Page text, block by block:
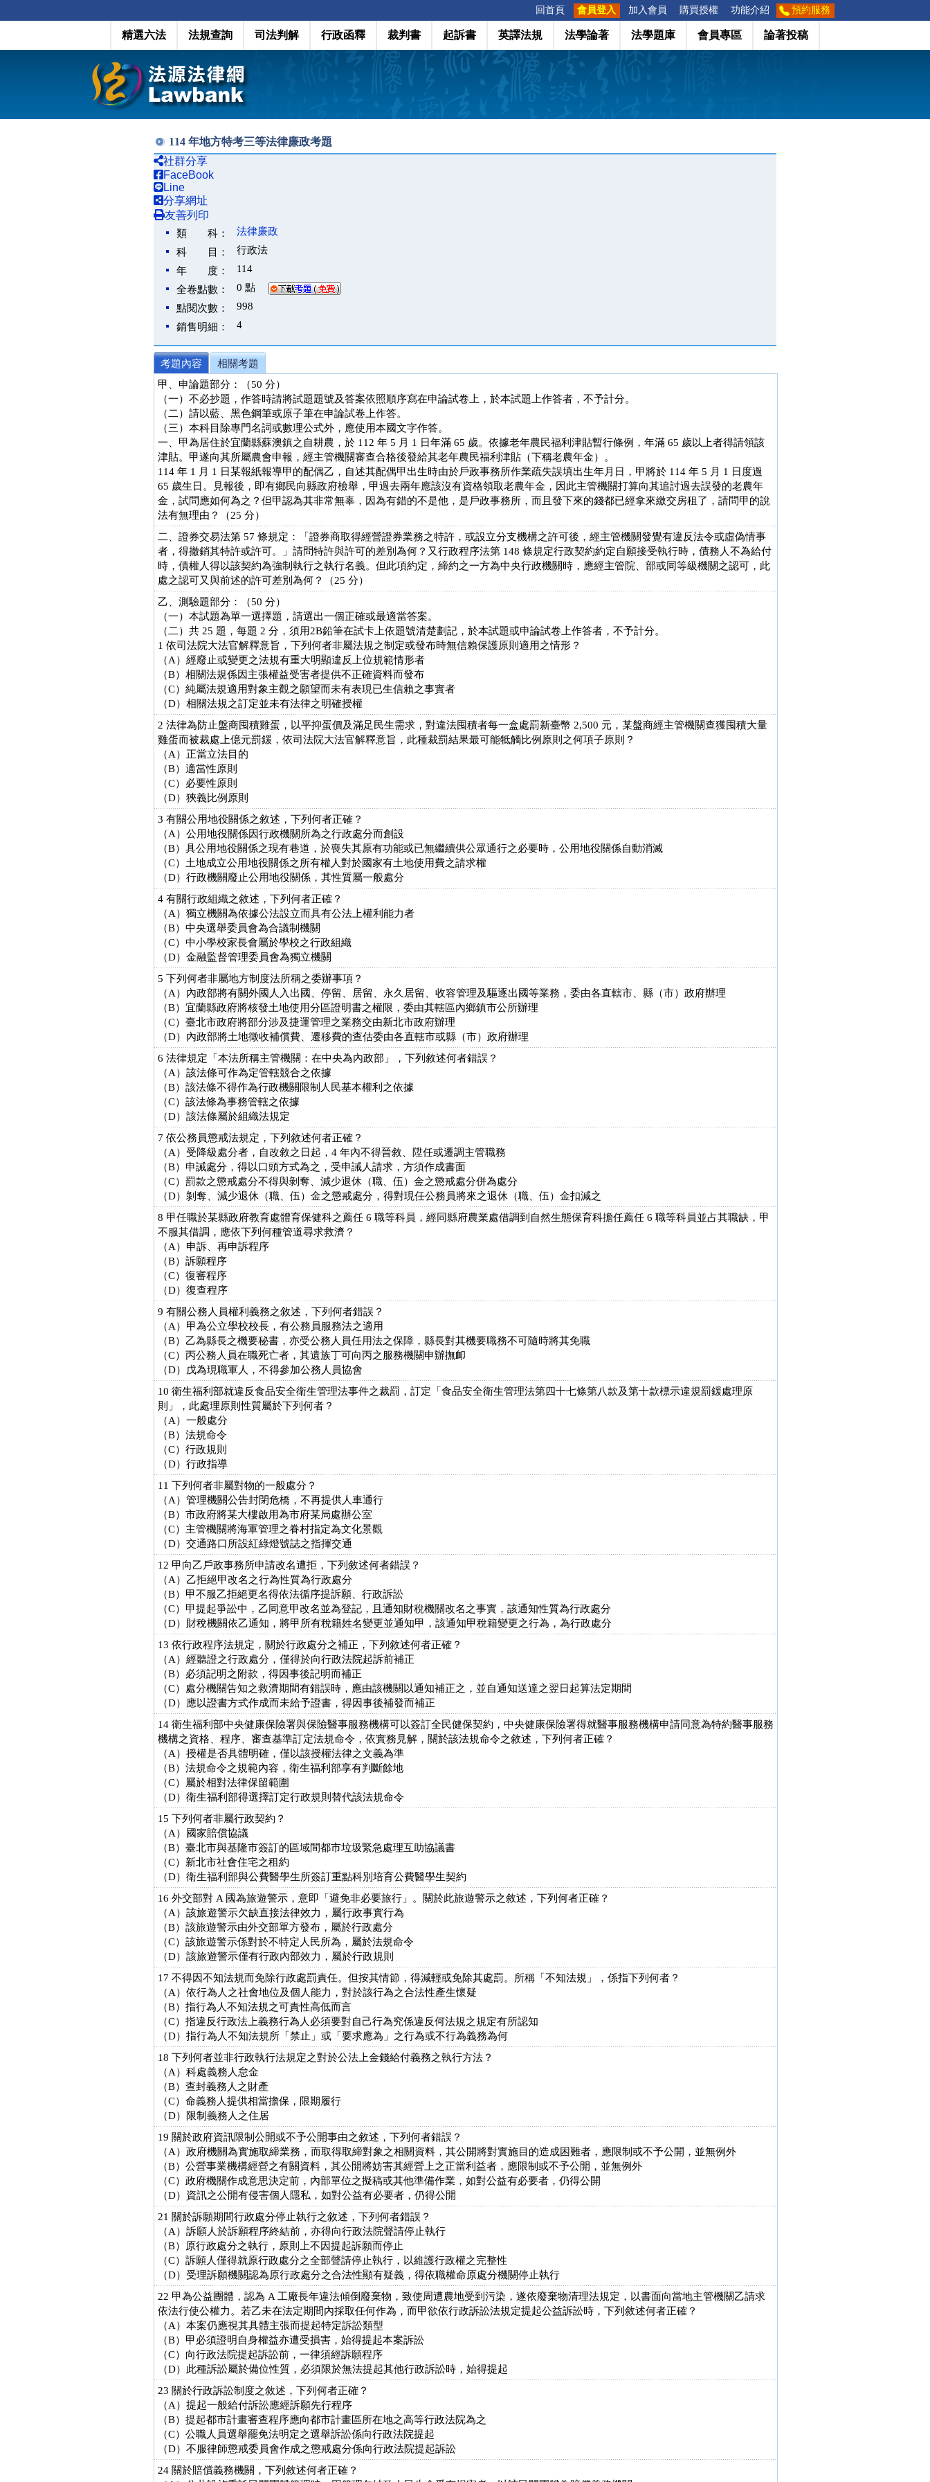
回首頁 會員登入 加入會員 購買授權 功能介紹 預約服務
精選六法 法規查詢 司法判解 行政函釋 裁判書 起訴書 英譯法規 法學論著 法學題庫 會員專區 論著投稿
114 年地方特考三等法律廉政考題
社群分享
FaceBook
Line
分享網址
友善列印
類 科：
法律廉政
科 目：
行政法
年 度：
114
全卷點數：
0 點
點閱次數：
998
銷售明細：
4
考題內容
相關考題
甲、申論題部分：（50 分）
（一）不必抄題，作答時請將試題題號及答案依照順序寫在申論試卷上，於本試題上作答者，不予計分。
（二）請以藍、黑色鋼筆或原子筆在申論試卷上作答。
（三）本科目除專門名詞或數理公式外，應使用本國文字作答。
一、甲為居住於宜蘭縣蘇澳鎮之自耕農，於 112 年 5 月 1 日年滿 65 歲。依據老年農民福利津貼暫行條例，年滿 65 歲以上者得請領該
津貼。甲遂向其所屬農會申報，經主管機關審查合格後發給其老年農民福利津貼（下稱老農年金）。
114 年 1 月 1 日某報紙報導甲的配偶乙，自述其配偶甲出生時由於戶政事務所作業疏失誤填出生年月日，甲將於 114 年 5 月 1 日度過
65 歲生日。見報後，即有鄉民向縣政府檢舉，甲過去兩年應該沒有資格領取老農年金，因此主管機關打算向其追討過去誤發的老農年
金，試問應如何為之？但甲認為其非常無辜，因為有錯的不是他，是戶政事務所，而且發下來的錢都已經拿來繳交房租了，請問甲的說
法有無理由？（25 分）
二、證券交易法第 57 條規定：「證券商取得經營證券業務之特許，或設立分支機構之許可後，經主管機關發覺有違反法令或虛偽情事
者，得撤銷其特許或許可。」請問特許與許可的差別為何？又行政程序法第 148 條規定行政契約約定自願接受執行時，債務人不為給付
時，債權人得以該契約為強制執行之執行名義。但此項約定，締約之一方為中央行政機關時，應經主管院、部或同等級機關之認可，此
處之認可又與前述的許可差別為何？（25 分）
乙、測驗題部分：（50 分）
（一）本試題為單一選擇題，請選出一個正確或最適當答案。
（二）共 25 題，每題 2 分，須用2B鉛筆在試卡上依題號清楚劃記，於本試題或申論試卷上作答者，不予計分。
1 依司法院大法官解釋意旨，下列何者非屬法規之制定或發布時無信賴保護原則適用之情形？
（A）經廢止或變更之法規有重大明顯違反上位規範情形者
（B）相關法規係因主張權益受害者提供不正確資料而發布
（C）純屬法規適用對象主觀之願望而未有表現已生信賴之事實者
（D）相關法規之訂定並未有法律之明確授權
2 法律為防止盤商囤積雞蛋，以平抑蛋價及滿足民生需求，對違法囤積者每一盒處罰新臺幣 2,500 元，某盤商經主管機關查獲囤積大量
雞蛋而被裁處上億元罰鍰，依司法院大法官解釋意旨，此種裁罰結果最可能牴觸比例原則之何項子原則？
（A）正當立法目的
（B）適當性原則
（C）必要性原則
（D）狹義比例原則
3 有關公用地役關係之敘述，下列何者正確？
（A）公用地役關係因行政機關所為之行政處分而創設
（B）具公用地役關係之現有巷道，於喪失其原有功能或已無繼續供公眾通行之必要時，公用地役關係自動消滅
（C）土地成立公用地役關係之所有權人對於國家有土地使用費之請求權
（D）行政機關廢止公用地役關係，其性質屬一般處分
4 有關行政組織之敘述，下列何者正確？
（A）獨立機關為依據公法設立而具有公法上權利能力者
（B）中央選舉委員會為合議制機關
（C）中小學校家長會屬於學校之行政組織
（D）金融監督管理委員會為獨立機關
5 下列何者非屬地方制度法所稱之委辦事項？
（A）內政部將有關外國人入出國、停留、居留、永久居留、收容管理及驅逐出國等業務，委由各直轄市、縣（市）政府辦理
（B）宜蘭縣政府將核發土地使用分區證明書之權限，委由其轄區內鄉鎮市公所辦理
（C）臺北市政府將部分涉及捷運管理之業務交由新北市政府辦理
（D）內政部將土地徵收補償費、遷移費的查估委由各直轄市或縣（市）政府辦理
6 法律規定「本法所稱主管機關：在中央為內政部」，下列敘述何者錯誤？
（A）該法條可作為定管轄競合之依據
（B）該法條不得作為行政機關限制人民基本權利之依據
（C）該法條為事務管轄之依據
（D）該法條屬於組織法規定
7 依公務員懲戒法規定，下列敘述何者正確？
（A）受降級處分者，自改敘之日起，4 年內不得晉敘、陞任或遷調主管職務
（B）申誡處分，得以口頭方式為之，受申誡人請求，方須作成書面
（C）罰款之懲戒處分不得與剝奪、減少退休（職、伍）金之懲戒處分併為處分
（D）剝奪、減少退休（職、伍）金之懲戒處分，得對現任公務員將來之退休（職、伍）金扣減之
8 甲任職於某縣政府教育處體育保健科之薦任 6 職等科員，經同縣府農業處借調到自然生態保育科擔任薦任 6 職等科員並占其職缺，甲
不服其借調，應依下列何種管道尋求救濟？
（A）申訴、再申訴程序
（B）訴願程序
（C）復審程序
（D）復查程序
9 有關公務人員權利義務之敘述，下列何者錯誤？
（A）甲為公立學校校長，有公務員服務法之適用
（B）乙為縣長之機要秘書，亦受公務人員任用法之保障，縣長對其機要職務不可隨時將其免職
（C）丙公務人員在職死亡者，其遺族丁可向丙之服務機關申辦撫卹
（D）戊為現職軍人，不得參加公務人員協會
10 衛生福利部就違反食品安全衛生管理法事件之裁罰，訂定「食品安全衛生管理法第四十七條第八款及第十款標示違規罰鍰處理原
則」，此處理原則性質屬於下列何者？
（A）一般處分
（B）法規命令
（C）行政規則
（D）行政指導
11 下列何者非屬對物的一般處分？
（A）管理機關公告封閉危橋，不再提供人車通行
（B）市政府將某大樓啟用為市府某局處辦公室
（C）主管機關將海軍管理之眷村指定為文化景觀
（D）交通路口所設紅綠燈號誌之指揮交通
12 甲向乙戶政事務所申請改名遭拒，下列敘述何者錯誤？
（A）乙拒絕甲改名之行為性質為行政處分
（B）甲不服乙拒絕更名得依法循序提訴願、行政訴訟
（C）甲提起爭訟中，乙同意甲改名並為登記，且通知財稅機關改名之事實，該通知性質為行政處分
（D）財稅機關依乙通知，將甲所有稅籍姓名變更並通知甲，該通知甲稅籍變更之行為，為行政處分
13 依行政程序法規定，關於行政處分之補正，下列敘述何者正確？
（A）經聽證之行政處分，僅得於向行政法院起訴前補正
（B）必須記明之附款，得因事後記明而補正
（C）處分機關告知之救濟期間有錯誤時，應由該機關以通知補正之，並自通知送達之翌日起算法定期間
（D）應以證書方式作成而未給予證書，得因事後補發而補正
14 衛生福利部中央健康保險署與保險醫事服務機構可以簽訂全民健保契約，中央健康保險署得就醫事服務機構申請同意為特約醫事服務
機構之資格、程序、審查基準訂定法規命令，依實務見解，關於該法規命令之敘述，下列何者正確？
（A）授權是否具體明確，僅以該授權法律之文義為準
（B）法規命令之規範內容，衛生福利部享有判斷餘地
（C）屬於相對法律保留範圍
（D）衛生福利部得選擇訂定行政規則替代該法規命令
15 下列何者非屬行政契約？
（A）國家賠償協議
（B）臺北市與基隆市簽訂的區域間都市垃圾緊急處理互助協議書
（C）新北市社會住宅之租約
（D）衛生福利部與公費醫學生所簽訂重點科別培育公費醫學生契約
16 外交部對 A 國為旅遊警示，意即「避免非必要旅行」。關於此旅遊警示之敘述，下列何者正確？
（A）該旅遊警示欠缺直接法律效力，屬行政事實行為
（B）該旅遊警示由外交部單方發布，屬於行政處分
（C）該旅遊警示係對於不特定人民所為，屬於法規命令
（D）該旅遊警示僅有行政內部效力，屬於行政規則
17 不得因不知法規而免除行政處罰責任。但按其情節，得減輕或免除其處罰。所稱「不知法規」，係指下列何者？
（A）依行為人之社會地位及個人能力，對於該行為之合法性產生懷疑
（B）指行為人不知法規之可責性高低而言
（C）指違反行政法上義務行為人必須要對自己行為究係違反何法規之規定有所認知
（D）指行為人不知法規所「禁止」或「要求應為」之行為或不行為義務為何
18 下列何者並非行政執行法規定之對於公法上金錢給付義務之執行方法？
（A）科處義務人怠金
（B）查封義務人之財產
（C）命義務人提供相當擔保，限期履行
（D）限制義務人之住居
19 關於政府資訊限制公開或不予公開事由之敘述，下列何者錯誤？
（A）政府機關為實施取締業務，而取得取締對象之相關資料，其公開將對實施目的造成困難者，應限制或不予公開，並無例外
（B）公營事業機構經營之有關資料，其公開將妨害其經營上之正當利益者，應限制或不予公開，並無例外
（C）政府機關作成意思決定前，內部單位之擬稿或其他準備作業，如對公益有必要者，仍得公開
（D）資訊之公開有侵害個人隱私，如對公益有必要者，仍得公開
21 關於訴願期間行政處分停止執行之敘述，下列何者錯誤？
（A）訴願人於訴願程序終結前，亦得向行政法院聲請停止執行
（B）原行政處分之執行，原則上不因提起訴願而停止
（C）訴願人僅得就原行政處分之全部聲請停止執行，以維護行政權之完整性
（D）受理訴願機關認為原行政處分之合法性顯有疑義，得依職權命原處分機關停止執行
22 甲為公益團體，認為 A 工廠長年違法傾倒廢棄物，致使周遭農地受到污染，遂依廢棄物清理法規定，以書面向當地主管機關乙請求
依法行使公權力。若乙未在法定期間內採取任何作為，而甲欲依行政訴訟法規定提起公益訴訟時，下列敘述何者正確？
（A）本案仍應視其具體主張而提起特定訴訟類型
（B）甲必須證明自身權益亦遭受損害，始得提起本案訴訟
（C）向行政法院提起訴訟前，一律須經訴願程序
（D）此種訴訟屬於備位性質，必須限於無法提起其他行政訴訟時，始得提起
23 關於行政訴訟制度之敘述，下列何者正確？
（A）提起一般給付訴訟應經訴願先行程序
（B）提起都市計畫審查程序應向都市計畫區所在地之高等行政法院為之
（C）公職人員選舉罷免法明定之選舉訴訟係向行政法院提起
（D）不服律師懲戒委員會作成之懲戒處分係向行政法院提起訴訟
24 關於賠償義務機關，下列敘述何者正確？